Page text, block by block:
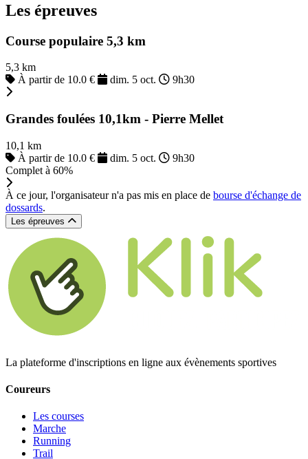
Les épreuves
Course populaire 5,3 km
5,3 km
À partir de 10.0 €
dim. 5 oct. 9h30
Grandes foulées 10,1km - Pierre Mellet
10,1 km
À partir de 10.0 €
dim. 5 oct.
9h30
Complet à 60%
À ce jour, l'organisateur n'a pas mis en place de bourse d'échange de
dossards.
Les épreuves
La plateforme d'inscriptions en ligne aux évènements sportives
Coureurs
Les courses
Marche
Running
Trail